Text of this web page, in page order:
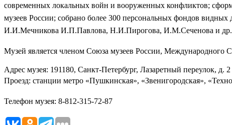
современных локальных войн и вооруженных конфликтов;
музеев России; собрано более 300 персональных фондов
И.И.Мечникова И.П.Павлова, Н.И.Пирогова, И.М.Сеченова и др.
Музей является членом Союза музеев России,
Адрес музея: 191180, Санкт-Петербург, Лазаретный переулок, д. 2
Проезд: станции метро «Пушкинская», «Звенигородская»,
Телефон музея: 8-812-315-72-87